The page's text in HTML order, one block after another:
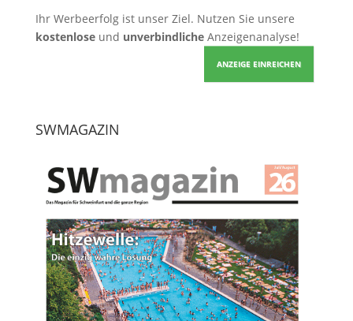
Ihr Werbeerfolg ist unser Ziel. Nutzen Sie unsere
kostenloseund unverbindlicheAnzeigenanalyse!
ANZEIGE EINREICHEN
SWMAGAZIN